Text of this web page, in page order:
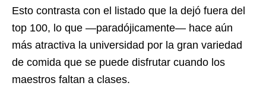
Esto contrasta con el listado que la dejó fuera del
top 100, lo que —paradójicamente— hace aún
más atractiva la universidad por la gran variedad
de comida que se puede disfrutar cuando los
maestros faltan a clases.